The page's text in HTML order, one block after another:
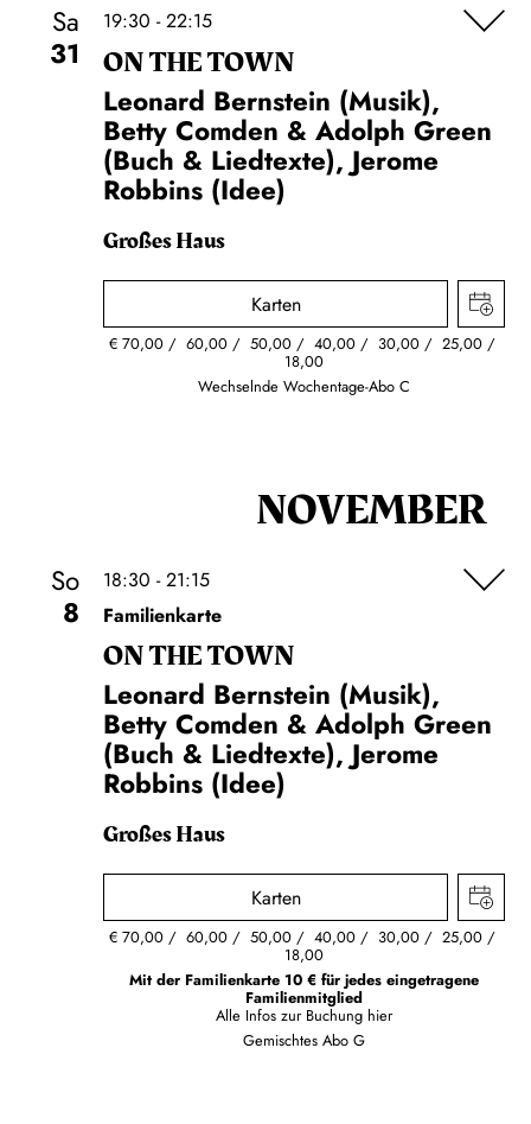
Sa
31
19:30 - 22:15
ON THE TOWN
Leonard Bernstein (Musik),
Betty Comden & Adolph Green
(Buch & Liedtexte), Jerome
Robbins (Idee)
Großes Haus
Karten
€ 70,00 60,00 50,00 40,00 30,00 25,00
18,00
Wechselnde Wochentage-Abo C
NOVEMBER
So
8
18:30 - 21:15
Familienkarte
ON THE TOWN
Leonard Bernstein (Musik),
Betty Comden & Adolph Green
(Buch & Liedtexte), Jerome
Robbins (Idee)
Großes Haus
Karten
€ 70,00 60,00 50,00 40,00 30,00 25,00
18,00
Mit der Familienkarte 10 € für jedes eingetragene
Familienmitglied
Alle Infos zur Buchung hier
Gemischtes Abo G